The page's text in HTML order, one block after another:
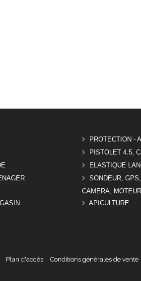
PROTECTION -
PISTOLET 4.5,
ELASTIQUE
SONDEUR,
CAMERA, MOTEUR
APICULTURE
Plan d'accès Conditions générales de vente